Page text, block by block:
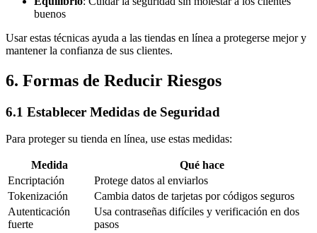
buenos
Usar estas técnicas ayuda a las tiendas en línea a protegerse mejor y
mantener la confianza de sus clientes.
6. Formas de Reducir Riesgos
6.1 Establecer Medidas de Seguridad
Para proteger su tienda en línea, use estas medidas:
Medida
Qué hace
Encriptación
Protege datos al enviarlos
Tokenización
Cambia datos de tarjetas por códigos seguros
Autenticación
fuerte
Usa contraseñas difíciles y verificación en dos
pasos